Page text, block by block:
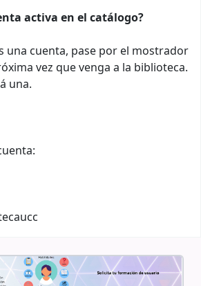
activa en el catálogo?
una cuenta, pase por el mostrador
vez que venga a la biblioteca.
una.